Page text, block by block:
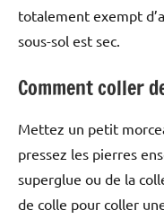
totalement exempt
sous-sol est sec.
Comment coller
Mettez un petit
pressez les pierres
superglue ou de la
de colle pour coller